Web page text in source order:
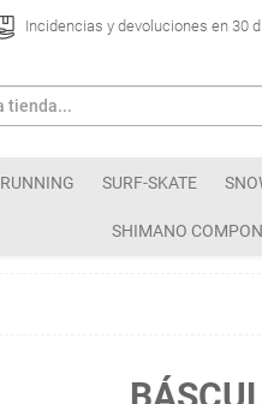
Incidencias y devoluciones en 30
RUNNING SURF-SKATE
SHIMANO